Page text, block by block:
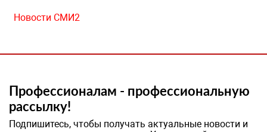
Новости СМИ2
Профессионалам - профессиональную
рассылку!
Подпишитесь, чтобы получать актуальные новости и